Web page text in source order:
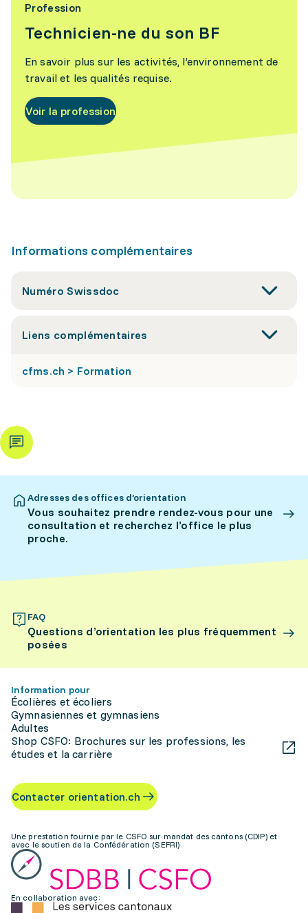
Profession
Technicien-ne du son BF
En savoir plus sur les activités, l’environnement de
travail et les qualités requise.
Voir la profession
Informations complémentaires
Numéro Swissdoc
Liens complémentaires
cfms.ch > Formation
Adresses des offices d’orientation
Vous souhaitez prendre rendez-vous pour une
consultation et recherchez l’office le plus
proche.
FAQ
Questions d’orientation les plus fréquemment
posées
Information pour
Écolières et écoliers
Gymnasiennes et gymnasiens
Adultes
Shop CSFO: Brochures sur les professions, les
études et la carrière
Contacter orientation.ch
Une prestation fournie par le CSFO sur mandat des cantons (CDIP) et
avec le soutien de la Confédération (SEFRI)
En collaboration avec: